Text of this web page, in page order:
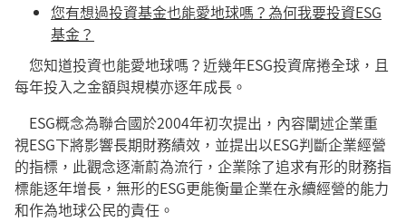
您有想過投資基金也能愛地球嗎？為何我要投資ESG
基金？
您知道投資也能愛地球嗎？近幾年ESG投資席捲全球，且
每年投入之金額與規模亦逐年成長。
ESG概念為聯合國於2004年初次提出，內容闡述企業重
視ESG下將影響長期財務績效，並提出以ESG判斷企業經營
的指標，此觀念逐漸蔚為流行，企業除了追求有形的財務指
標能逐年增長，無形的ESG更能衡量企業在永續經營的能力
和作為地球公民的責任。